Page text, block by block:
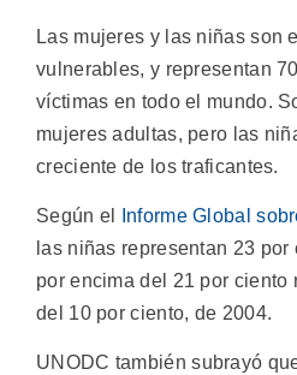
Las mujeres y las niñas son
vulnerables, y representan
víctimas en todo el mundo.
mujeres adultas, pero las
creciente de los traficantes.
Según el Informe Global
las niñas representan 23
por encima del 21 por ciento
del 10 por ciento, de 2004.
UNODC también subrayó